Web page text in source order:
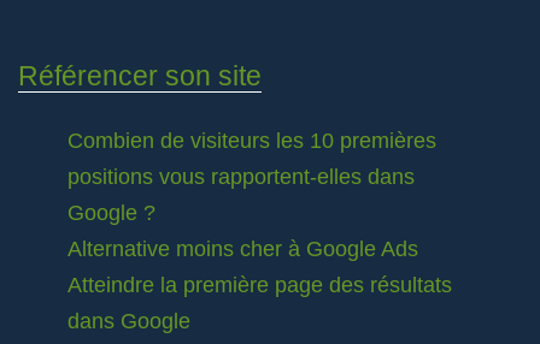
Référencer son site
Combien de visiteurs les 10 premières
positions vous rapportent-elles dans
Google ?
Alternative moins cher à Google Ads
Atteindre la première page des résultats
dans Google